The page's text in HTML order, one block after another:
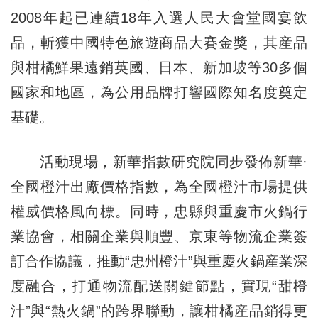
2008年起已連續18年入選人民大會堂國宴飲
品，斬獲中國特色旅遊商品大賽金獎，其産品
與柑橘鮮果遠銷英國、日本、新加坡等30多個
國家和地區，為公用品牌打響國際知名度奠定
基礎。
活動現場，新華指數研究院同步發佈新華·
全國橙汁出廠價格指數，為全國橙汁市場提供
權威價格風向標。同時，忠縣與重慶市火鍋行
業協會，相關企業與順豐、京東等物流企業簽
訂合作協議，推動“忠州橙汁”與重慶火鍋産業深
度融合，打通物流配送關鍵節點，實現“甜橙
汁”與“熱火鍋”的跨界聯動，讓柑橘産品銷得更